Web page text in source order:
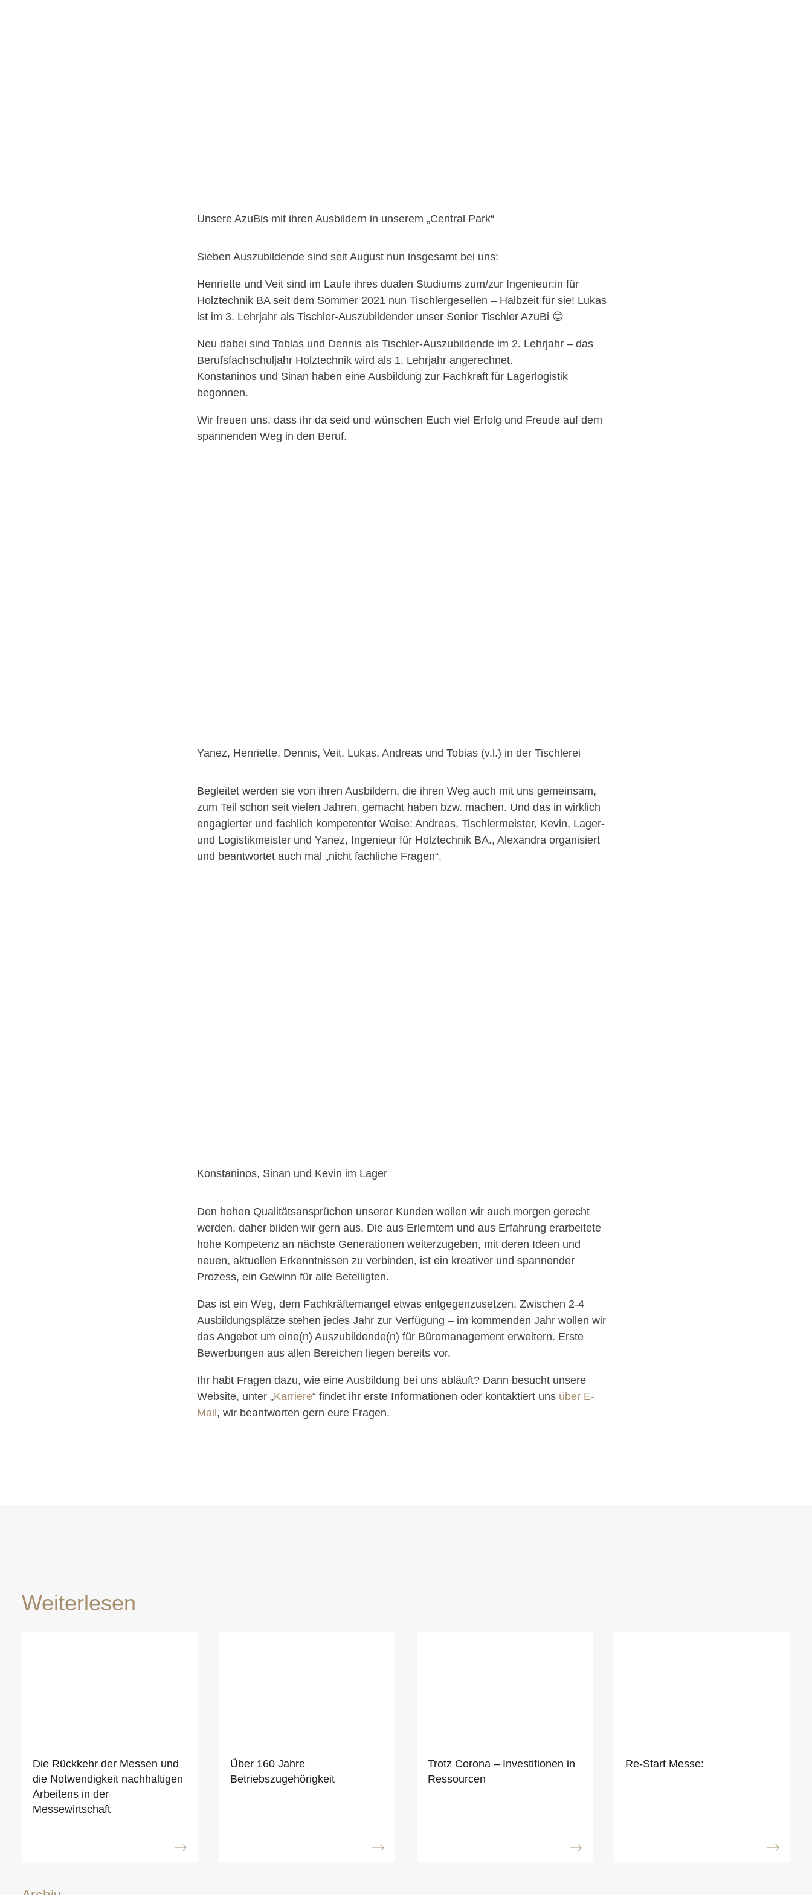
Unsere AzuBis mit ihren Ausbildern in unserem „Central Park“
Sieben Auszubildende sind seit August nun insgesamt bei uns:
Henriette und Veit sind im Laufe ihres dualen Studiums zum/zur Ingenieur:in für
Holztechnik BA seit dem Sommer 2021 nun Tischlergesellen – Halbzeit für sie! Lukas
ist im 3. Lehrjahr als Tischler-Auszubildender unser Senior Tischler AzuBi 😊
Neu dabei sind Tobias und Dennis als Tischler-Auszubildende im 2. Lehrjahr – das
Berufsfachschuljahr Holztechnik wird als 1. Lehrjahr angerechnet.
Konstaninos und Sinan haben eine Ausbildung zur Fachkraft für Lagerlogistik
begonnen.
Wir freuen uns, dass ihr da seid und wünschen Euch viel Erfolg und Freude auf dem
spannenden Weg in den Beruf.
Yanez, Henriette, Dennis, Veit, Lukas, Andreas und Tobias (v.l.) in der Tischlerei
Begleitet werden sie von ihren Ausbildern, die ihren Weg auch mit uns gemeinsam,
zum Teil schon seit vielen Jahren, gemacht haben bzw. machen. Und das in wirklich
engagierter und fachlich kompetenter Weise: Andreas, Tischlermeister, Kevin, Lager-
und Logistikmeister und Yanez, Ingenieur für Holztechnik BA., Alexandra organisiert
und beantwortet auch mal „nicht fachliche Fragen“.
Konstaninos, Sinan und Kevin im Lager
Den hohen Qualitätsansprüchen unserer Kunden wollen wir auch morgen gerecht
werden, daher bilden wir gern aus. Die aus Erlerntem und aus Erfahrung erarbeitete
hohe Kompetenz an nächste Generationen weiterzugeben, mit deren Ideen und
neuen, aktuellen Erkenntnissen zu verbinden, ist ein kreativer und spannender
Prozess, ein Gewinn für alle Beteiligten.
Das ist ein Weg, dem Fachkräftemangel etwas entgegenzusetzen. Zwischen 2-4
Ausbildungsplätze stehen jedes Jahr zur Verfügung – im kommenden Jahr wollen wir
das Angebot um eine(n) Auszubildende(n) für Büromanagement erweitern. Erste
Bewerbungen aus allen Bereichen liegen bereits vor.
Ihr habt Fragen dazu, wie eine Ausbildung bei uns abläuft? Dann besucht unsere
Website, unter „Karriere“ findet ihr erste Informationen oder kontaktiert uns über E-
Mail, wir beantworten gern eure Fragen.
Weiterlesen
Die Rückkehr der Messen und
die Notwendigkeit nachhaltigen
Arbeitens in der
Messewirtschaft
Über 160 Jahre
Betriebszugehörigkeit
Trotz Corona – Investitionen in
Ressourcen
Re-Start Messe: